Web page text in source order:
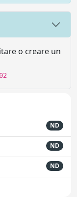
o creare un
ND
ND
ND